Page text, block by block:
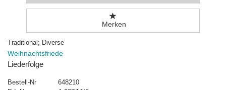
Merken
Traditional; Diverse
Weihnachtsfriede
Liederfolge
Bestell-Nr
648210